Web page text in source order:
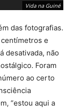
Vida na Guiné
das fotografias.
e
desativada, não
Foram
ao certo
“estou aqui a